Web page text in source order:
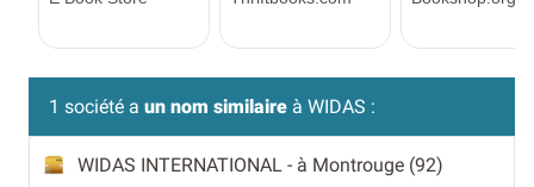
1 société a un nom similaire à WIDAS :
WIDAS INTERNATIONAL - à Montrouge (92)